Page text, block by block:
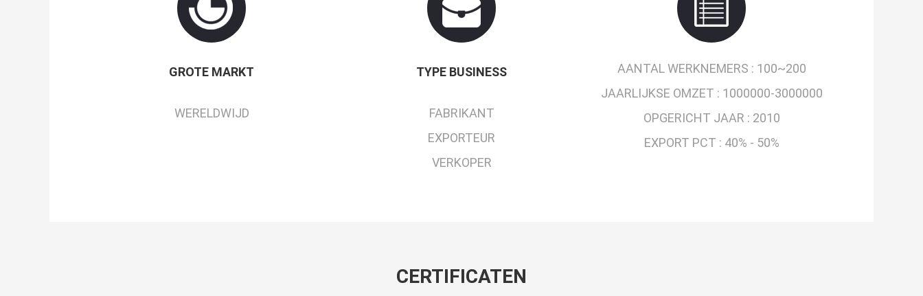
GROTE MARKT
WERELDWIJD
TYPE BUSINESS
FABRIKANT
EXPORTEUR
VERKOPER
AANTAL WERKNEMERS : 100~200
JAARLIJKSE OMZET : 1000000-3000000
OPGERICHT JAAR : 2010
EXPORT PCT : 40% - 50%
CERTIFICATEN